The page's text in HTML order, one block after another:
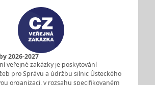
2026-2027
veřejné zakázky je poskytování
pro Správu a údržbu silnic Ústeckého
organizaci, v rozsahu specifikovaném